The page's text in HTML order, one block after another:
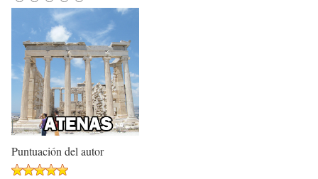
Puntuación del autor